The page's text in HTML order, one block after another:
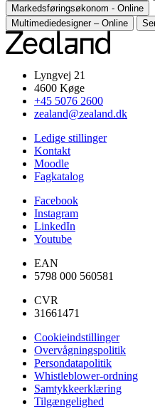
Markedsføringsøkonom - Online
Multimediedesigner – Online
Lyngvej 21
4600 Køge
+45 5076 2600
zealand@zealand.dk
Ledige stillinger
Kontakt
Moodle
Fagkatalog
Facebook
Instagram
LinkedIn
Youtube
EAN
5798 000 560581
CVR
31661471
Cookieindstillinger
Overvågningspolitik
Persondatapolitik
Whistleblower-ordning
Samtykkeerklæring
Tilgængelighed